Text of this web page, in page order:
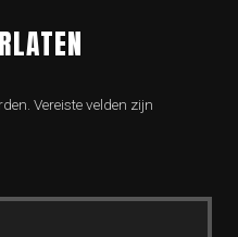
Vereiste velden zijn